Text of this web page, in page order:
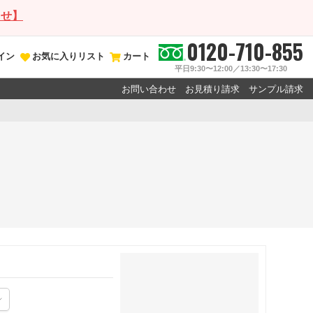
】
ン お気に入りリスト カート 0120-710-855
平日9:30〜12:00／13:30〜17:30
お問い合わせ お見積り請求 サンプル請求